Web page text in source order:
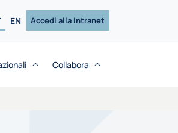
EN Accedi alla Intranet
Collabora